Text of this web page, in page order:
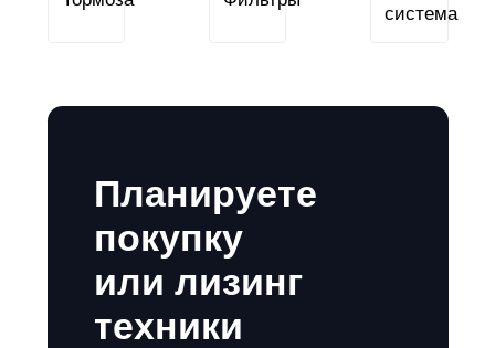
Планируете
покупку
или лизинг
техники